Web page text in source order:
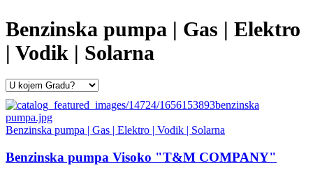
Benzinska pumpa | Gas | Elektro
| Vodik | Solarna
Benzinska pumpa | Gas | Elektro | Vodik | Solarna
Benzinska pumpa Visoko "T&M COMPANY"